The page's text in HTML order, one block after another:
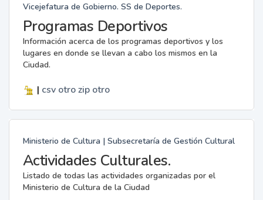
Vicejefatura de Gobierno. SS de Deportes.
Programas Deportivos
Información acerca de los programas deportivos y los
lugares en donde se llevan a cabo los mismos en la
Ciudad.
| csv otro zip otro
Ministerio de Cultura | Subsecretaría de Gestión Cultural
Actividades Culturales.
Listado de todas las actividades organizadas por el
Ministerio de Cultura de la Ciudad